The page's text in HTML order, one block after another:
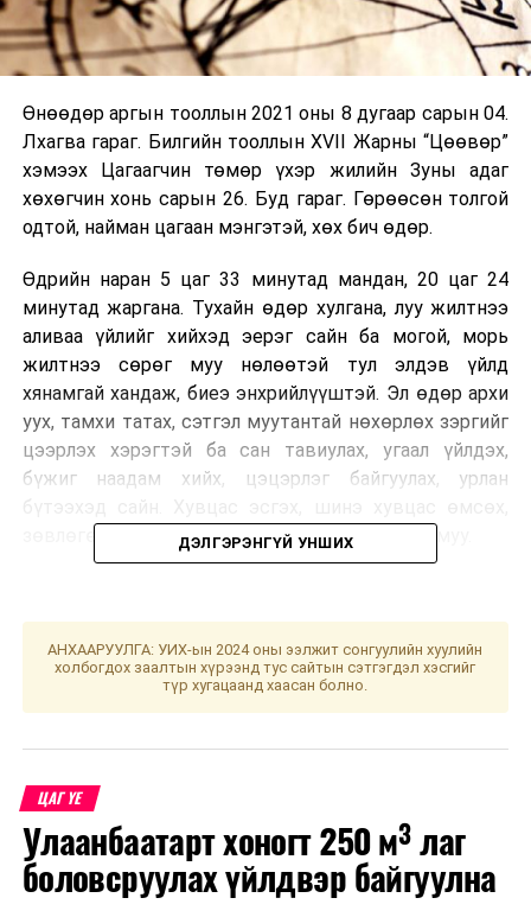
Өнөөдөр аргын тооллын 2021 оны 8 дугаар сарын 04.
Лхагва гараг. Билгийн тооллын XVII Жарны “Цөөвөр”
хэмээх Цагаагчин төмөр үхэр жилийн Зуны адаг
хөхөгчин хонь сарын 26. Буд гараг. Гөрөөсөн толгой
одтой, найман цагаан мэнгэтэй, хөх бич өдөр.
Өдрийн наран 5 цаг 33 минутад мандан, 20 цаг 24
минутад жаргана. Тухайн өдөр хулгана, луу жилтнээ
аливаа үйлийг хийхэд эерэг сайн ба могой, морь
жилтнээ сөрөг муу нөлөөтэй тул элдэв үйлд
хянамгай хандаж, биеэ энхрийлүүштэй. Эл өдөр архи
уух, тамхи татах, сэтгэл муутантай нөхөрлөх зэргийг
цээрлэх хэрэгтэй ба сан тавиулах, угаал үйлдэх,
бүжиг наадам хийх, цэцэрлэг байгуулах, урлан
зөвлөгөө хийх, сэтгэлд сэвтэй газарт очиход муу.
мөрөө гаргавал зохистой. Үс шинээр үргээлгэх буюу
засуулбал жаргал үргэлжид ирнэ хэмээжээ.
Өнөөдөр Улаанбаатарт ажиллах дархлаажуулалтын
цэгүүд
ӨМНӨХ МЭДЭЭ
Д.Сумъяабазар: Өглөөний жишиг гудамжийг дүүрэг
ДЭЛГЭРЭНГҮЙ УНШИХ
АНХААРУУЛГА: УИХ-ын 2024 оны ээлжит сонгуулийн хуулийн
холбогдох заалтын хүрээнд тус сайтын сэтгэгдэл хэсгийг
түр хугацаанд хаасан болно.
ЦАГ ҮЕ
Улаанбаатарт хоногт 250 м³ лаг
боловсруулах үйлдвэр байгуулна